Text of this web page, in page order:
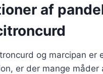
af
og marcipan er
er der mange måder